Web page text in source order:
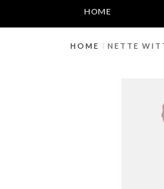
HOME
HOME / NETTE